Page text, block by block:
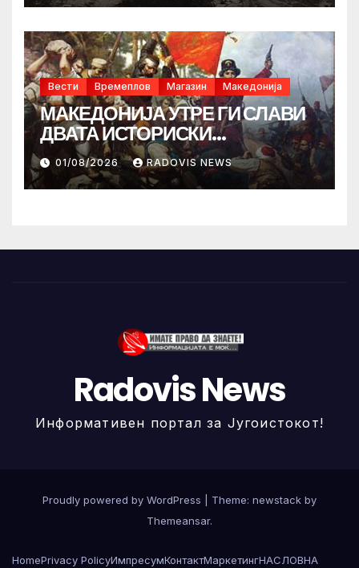
Вести Времеплов Магазин Македонија
МАКЕДОНИЈА УТРЕ ГИ СЛАВИ
ДВАТА ИСТОРИСКИ
ИЛИНДЕНА!
01/08/2026 RADOVIS NEWS
Radovis News
Информативен портал за Југоистокот!
Proudly powered by WordPress
Theme: newstack by
Themeansar.
HomePrivacy PolicyИмпресумКонтактМаркетингНАСЛОВНА